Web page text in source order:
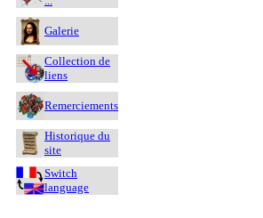
Galerie
Collection de
liens
Remerciements
Historique du
site
Switch
language